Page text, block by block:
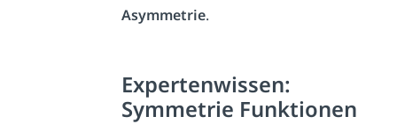
Asymmetrie.
Expertenwissen:
Symmetrie Funktionen